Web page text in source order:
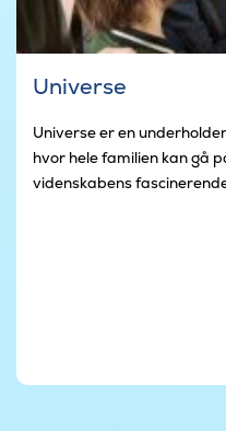
Universe
Universe er en
hvor hele familien kan gå
videnskabens